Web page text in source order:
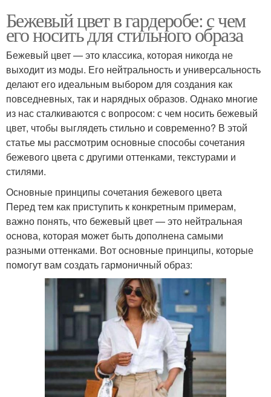
Бежевый цвет в гардеробе: с чем
его носить для стильного образа
Бежевый цвет — это классика, которая никогда не
выходит из моды. Его нейтральность и универсальность
делают его идеальным выбором для создания как
повседневных, так и нарядных образов. Однако многие
из нас сталкиваются с вопросом: с чем носить бежевый
цвет, чтобы выглядеть стильно и современно? В этой
статье мы рассмотрим основные способы сочетания
бежевого цвета с другими оттенками, текстурами и
стилями.
Основные принципы сочетания бежевого цвета
Перед тем как приступить к конкретным примерам,
важно понять, что бежевый цвет — это нейтральная
основа, которая может быть дополнена самыми
разными оттенками. Вот основные принципы, которые
помогут вам создать гармоничный образ: